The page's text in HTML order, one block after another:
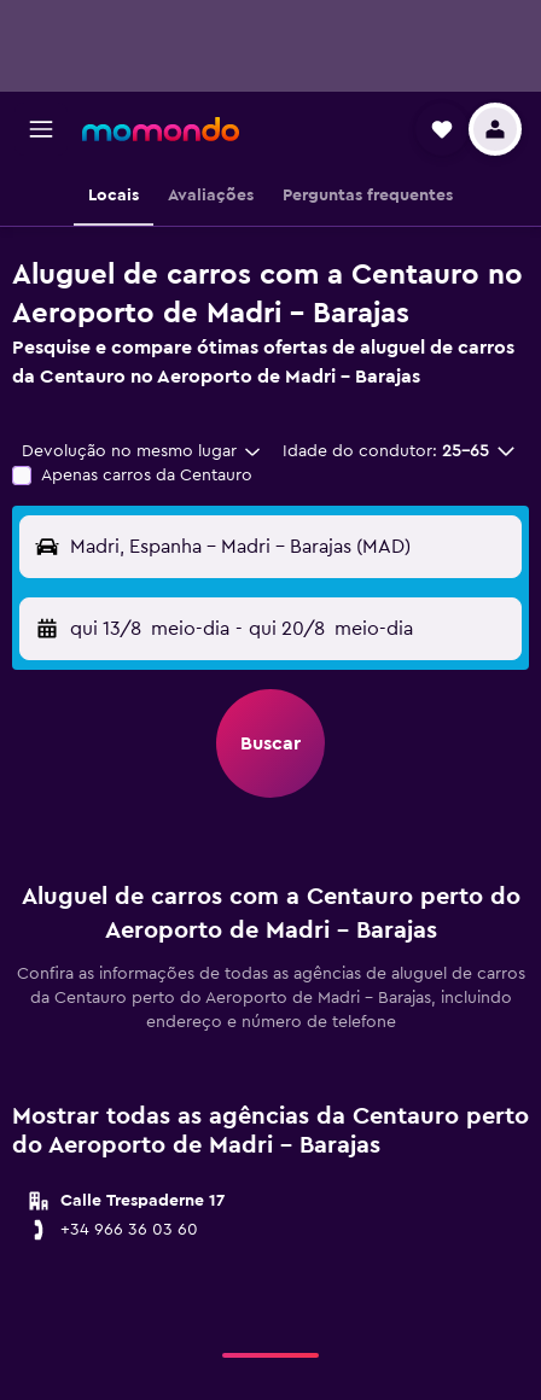
Locais Avaliações Perguntas frequentes
Aluguel de carros com a Centauro no
Aeroporto de Madri - Barajas
Pesquise e compare ótimas ofertas de aluguel de carros
da Centauro no Aeroporto de Madri - Barajas
Devolução no mesmo lugar Idade do condutor: 25-65
Apenas carros da Centauro
Madri, Espanha - Madri - Barajas (MAD)
qui 13/8 meio-dia - qui 20/8 meio-dia
Buscar
Aluguel de carros com a Centauro perto do
Aeroporto de Madri - Barajas
Confira as informações de todas as agências de aluguel de carros
da Centauro perto do Aeroporto de Madri - Barajas, incluindo
endereço e número de telefone
Mostrar todas as agências da Centauro perto
do Aeroporto de Madri - Barajas
Calle Trespaderne 17
+34 966 36 03 60